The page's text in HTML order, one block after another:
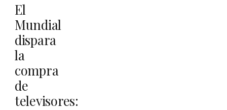
El
Mundial
dispara
la
compra
de
televisores: